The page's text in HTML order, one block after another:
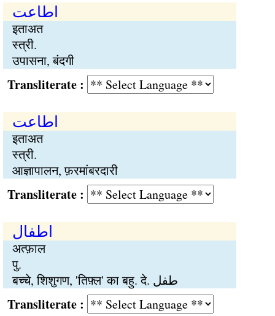
اطاعت
इताअत
स्त्री.
उपासना, बंदगी
:
اطاعت
इताअत
स्त्री.
आज्ञापालन, फ़रमांबरदारी
:
اطفال
अत्फ़ाल
पु.
बच्चे, शिशुगण, 'तिफ़्ल' का बहु. दे. طفل
: